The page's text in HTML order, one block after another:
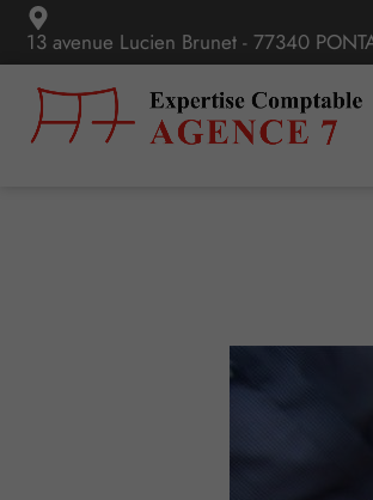
13 avenue Lucien Brunet - 77340